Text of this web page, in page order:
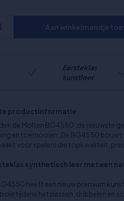
Eersteklas
kunstleer
productinformatie
de Molten BG4550, de nieuwste
en toernooien. De BG4550 bouwt
voor spelers die topkwaliteit,
synthetisch leer met een
heeft een nieuw premium
tijdens het passen, dribbelen en